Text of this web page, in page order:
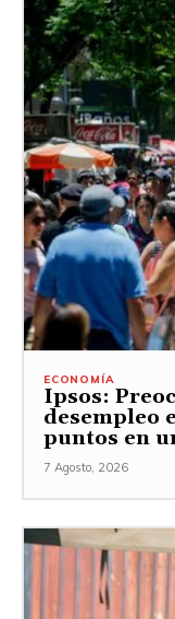
ECONOMÍA
Ipsos:
desempleo
puntos en
7 Agosto, 2026